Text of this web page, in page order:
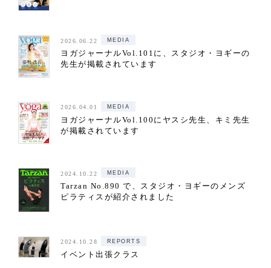
2026.06.22 MEDIA
ヨガジャーナルVol.101に、スタジオ・ヨギーの
先生が掲載されています
2026.04.01 MEDIA
ヨガジャーナルVol.100にヤスシ先生、キミ先生
が掲載されています
2024.10.22 MEDIA
Tarzan No.890 で、スタジオ・ヨギーのメンズ
ピラティスが紹介されました
2024.10.28 REPORTS
イベント出張クラス